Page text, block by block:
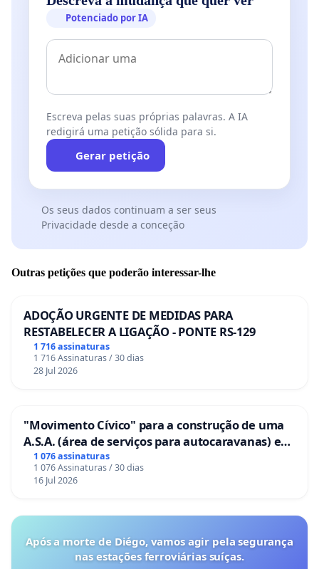
Potenciado por IA
Escreva pelas suas próprias palavras. A IA
redigirá uma petição sólida para si.
Gerar petição
Os seus dados continuam a ser seus
Privacidade desde a conceção
Outras petições que poderão interessar-lhe
ADOÇÃO URGENTE DE MEDIDAS PARA
RESTABELECER A LIGAÇÃO - PONTE RS-129
1 716 assinaturas
1 716 Assinaturas / 30 dias
28 Jul 2026
"Movimento Cívico" para a construção de uma
A.S.A. (área de serviços para autocaravanas) em
Coimbra
1 076 assinaturas
1 076 Assinaturas / 30 dias
16 Jul 2026
Após a morte de Diégo, vamos agir pela segurança
nas estações ferroviárias suíças.